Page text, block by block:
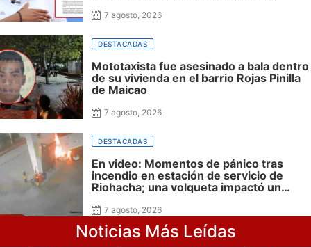
7 agosto, 2026
DESTACADAS
Mototaxista fue asesinado a bala dentro
de su vivienda en el barrio Rojas Pinilla
de Maicao
7 agosto, 2026
DESTACADAS
En video: Momentos de pánico tras
incendio en estación de servicio de
Riohacha; una volqueta impactó un
reversa
7 agosto, 2026
Noticias Más Leídas